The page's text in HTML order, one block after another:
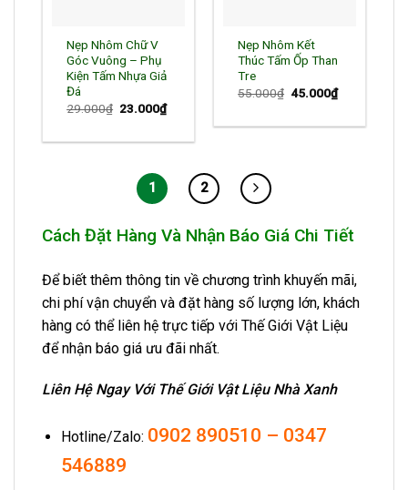
Nẹp Nhôm Chữ V
Góc Vuông – Phụ
Kiện Tấm Nhựa Giả
Đá
29.000₫ Giá
29.000₫.
23.000₫Giá
hiện
là:
Nẹp Nhôm Kết
Thúc Tấm Ốp Than
Tre
55.000₫ Giá
55.000₫.
45.000₫Giá
hiện
là:
1 2
Cách Đặt Hàng Và Nhận Báo Giá Chi Tiết
Để biết thêm thông tin về chương trình khuyến mãi,
chi phí vận chuyển và đặt hàng số lượng lớn, khách
hàng có thể liên hệ trực tiếp với Thế Giới Vật Liệu
để nhận báo giá ưu đãi nhất.
Liên Hệ Ngay Với Thế Giới Vật Liệu Nhà Xanh
Hotline/Zalo: 0902 890510 – 0347
546889